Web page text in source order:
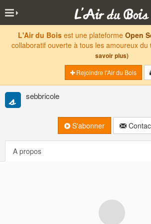
L'Air du Boisest une plateforme Open
collaboratif ouverte à tous les amoureux du
savoir plus)
Rejoindre l'Air du Bois
sebbricole
S'abonner
A propos